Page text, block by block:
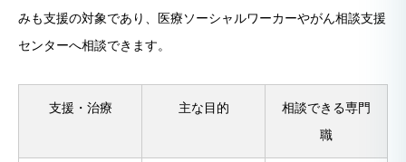
みも支援の対象であり、医療ソーシャルワーカーやがん相談支援
センターへ相談できます。
支援・治療 主な目的
相談できる専門
職